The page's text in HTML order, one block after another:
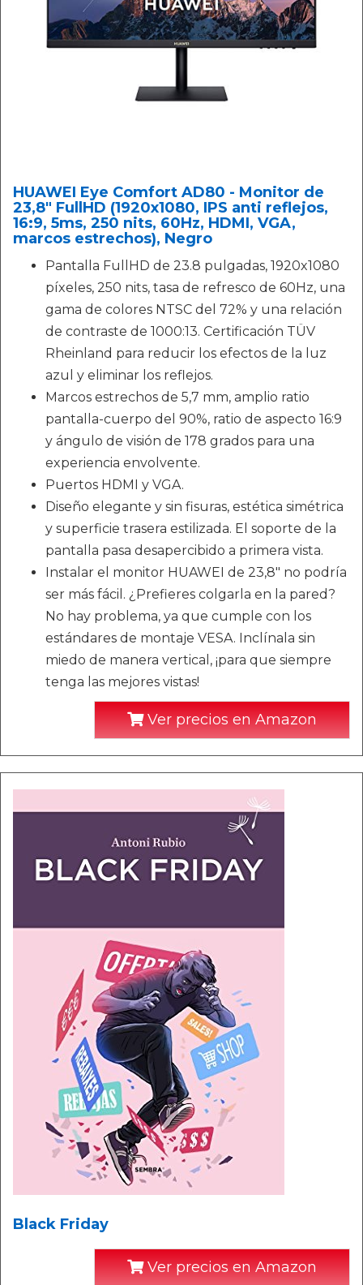
HUAWEI Eye Comfort AD80 - Monitor de
23,8" FullHD (1920x1080, IPS anti reflejos,
16:9, 5ms, 250 nits, 60Hz, HDMI, VGA,
marcos estrechos), Negro
Pantalla FullHD de 23.8 pulgadas, 1920x1080
píxeles, 250 nits, tasa de refresco de 60Hz, una
gama de colores NTSC del 72% y una relación
de contraste de 1000:13. Certificación TÜV
Rheinland para reducir los efectos de la luz
azul y eliminar los reflejos.
Marcos estrechos de 5,7 mm, amplio ratio
pantalla-cuerpo del 90%, ratio de aspecto 16:9
y ángulo de visión de 178 grados para una
experiencia envolvente.
Puertos HDMI y VGA.
Diseño elegante y sin fisuras, estética simétrica
y superficie trasera estilizada. El soporte de la
pantalla pasa desapercibido a primera vista.
Instalar el monitor HUAWEI de 23,8" no podría
ser más fácil. ¿Prefieres colgarla en la pared?
No hay problema, ya que cumple con los
estándares de montaje VESA. Inclínala sin
miedo de manera vertical, ¡para que siempre
tenga las mejores vistas!
Ver precios en Amazon
Black Friday
Ver precios en Amazon